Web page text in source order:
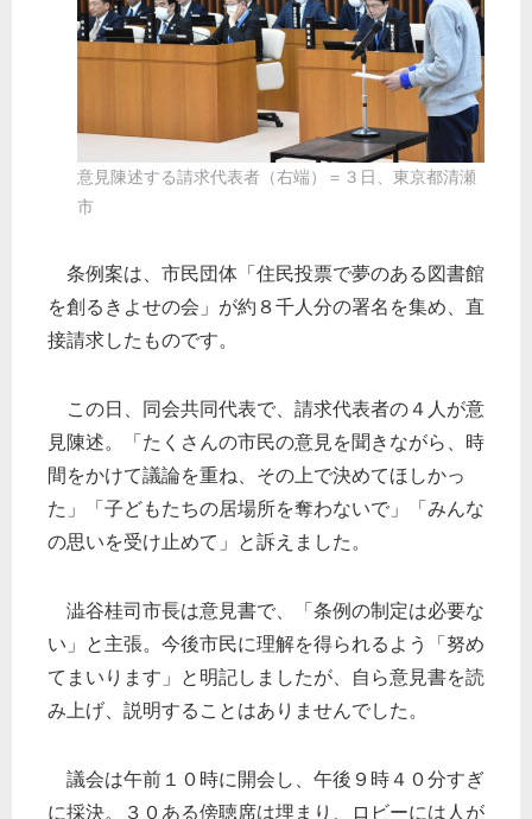
意見陳述する請求代表者（右端）＝３日、東京都清瀬
市
条例案は、市民団体「住民投票で夢のある図書館
を創るきよせの会」が約８千人分の署名を集め、直
接請求したものです。
この日、同会共同代表で、請求代表者の４人が意
見陳述。「たくさんの市民の意見を聞きながら、時
間をかけて議論を重ね、その上で決めてほしかっ
た」「子どもたちの居場所を奪わないで」「みんな
の思いを受け止めて」と訴えました。
澁谷桂司市長は意見書で、「条例の制定は必要な
い」と主張。今後市民に理解を得られるよう「努め
てまいります」と明記しましたが、自ら意見書を読
み上げ、説明することはありませんでした。
議会は午前１０時に開会し、午後９時４０分すぎ
に採決。３０ある傍聴席は埋まり、ロビーには人が